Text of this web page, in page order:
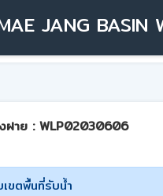
JANG BASIN
ฝาย : WLP02030606
ขตพื้นที่รับน้ำ